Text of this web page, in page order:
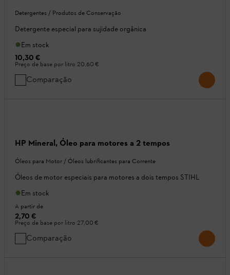
Detergentes / Produtos de Conservação
Detergente especial para sujidade orgânica
Em stock
10,30 €
Preço de base por litro 20,60 €
Comparação
HP Mineral, Óleo para motores a 2 tempos
Óleos para Motor / Óleos lubrificantes para Corrente
Óleos de motor especiais para motores a dois tempos STIHL
Em stock
A partir de
2,70 €
Preço de base por litro 27,00 €
Comparação